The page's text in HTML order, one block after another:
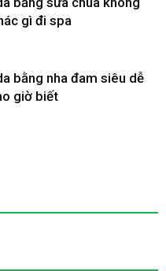
gì đi spa
bằng nha đam siêu dễ
giờ biết